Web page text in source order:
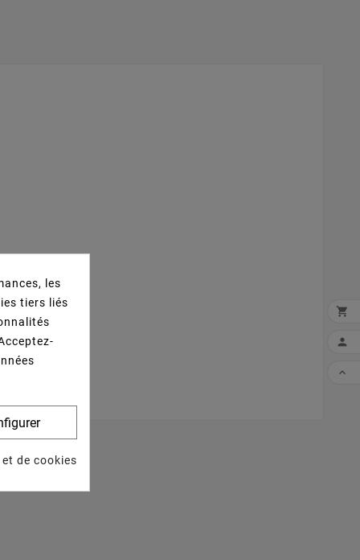



les
tiers liés
de cookies